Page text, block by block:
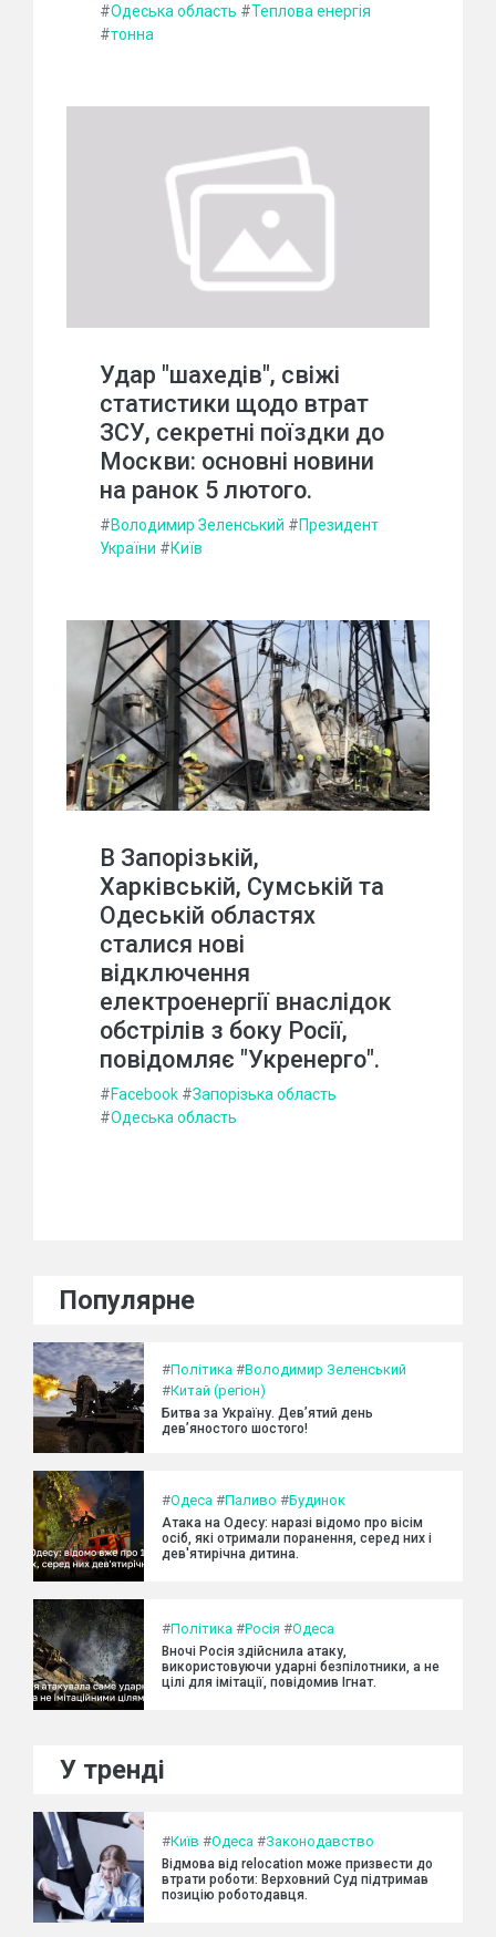
#Одеська область #Теплова енергія
#тонна
Удар "шахедів", свіжі
статистики щодо втрат
ЗСУ, секретні поїздки до
Москви: основні новини
на ранок 5 лютого.
#Володимир Зеленський #Президент
України #Київ
В Запорізькій,
Харківській, Сумській та
Одеській областях
сталися нові
відключення
електроенергії внаслідок
обстрілів з боку Росії,
повідомляє "Укренерго".
#Facebook #Запорізька область
#Одеська область
Популярне
#Політика #Володимир Зеленський
#Китай (регіон)
Битва за Україну. Дев’ятий день
дев’яностого шостого!
#Одеса #Паливо #Будинок
Атака на Одесу: наразі відомо про вісім
осіб, які отримали поранення, серед них і
дев'ятирічна дитина.
#Політика #Росія #Одеса
Вночі Росія здійснила атаку,
використовуючи ударні безпілотники, а не
цілі для імітації, повідомив Ігнат.
У тренді
#Київ #Одеса #Законодавство
Відмова від relocation може призвести до
втрати роботи: Верховний Суд підтримав
позицію роботодавця.